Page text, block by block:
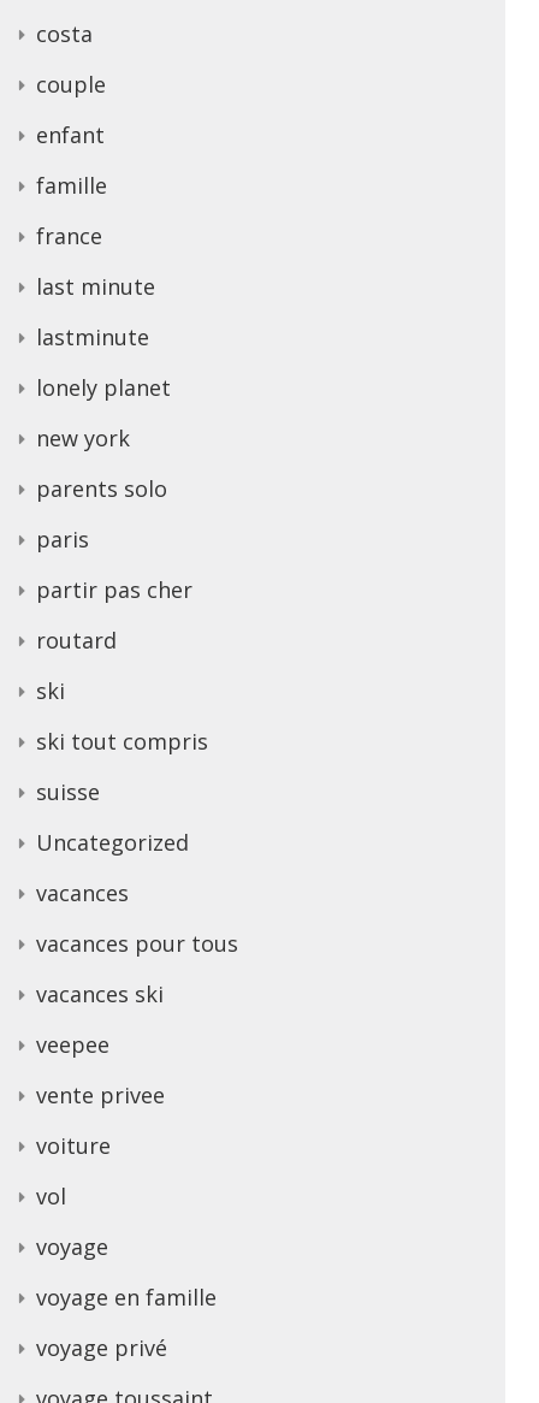
costa
couple
enfant
famille
france
last minute
lastminute
lonely planet
new york
parents solo
paris
partir pas cher
routard
ski
ski tout compris
suisse
Uncategorized
vacances
vacances pour tous
vacances ski
veepee
vente privee
voiture
vol
voyage
voyage en famille
voyage privé